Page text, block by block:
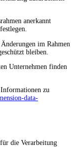
anerkannt
im Rahmen
bleiben.
Unternehmen finden
zu
data-
die Verarbeitung